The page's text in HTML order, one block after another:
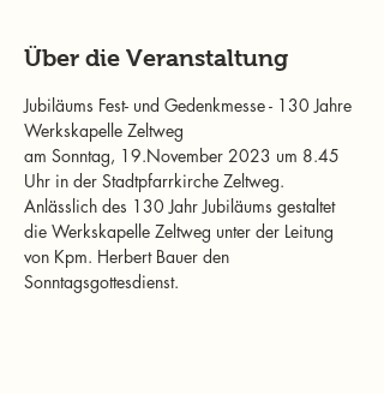
Über die Veranstaltung
Jubiläums Fest- und Gedenkmesse - 130 Jahre
Werkskapelle Zeltweg
am Sonntag, 19.November 2023 um 8.45
Uhr in der Stadtpfarrkirche Zeltweg.
Anlässlich des 130 Jahr Jubiläums gestaltet
die Werkskapelle Zeltweg unter der Leitung
von Kpm. Herbert Bauer den
Sonntagsgottesdienst.